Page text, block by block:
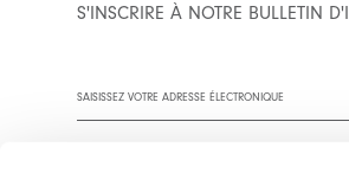
S'INSCRIRE À NOTRE BULLETIN